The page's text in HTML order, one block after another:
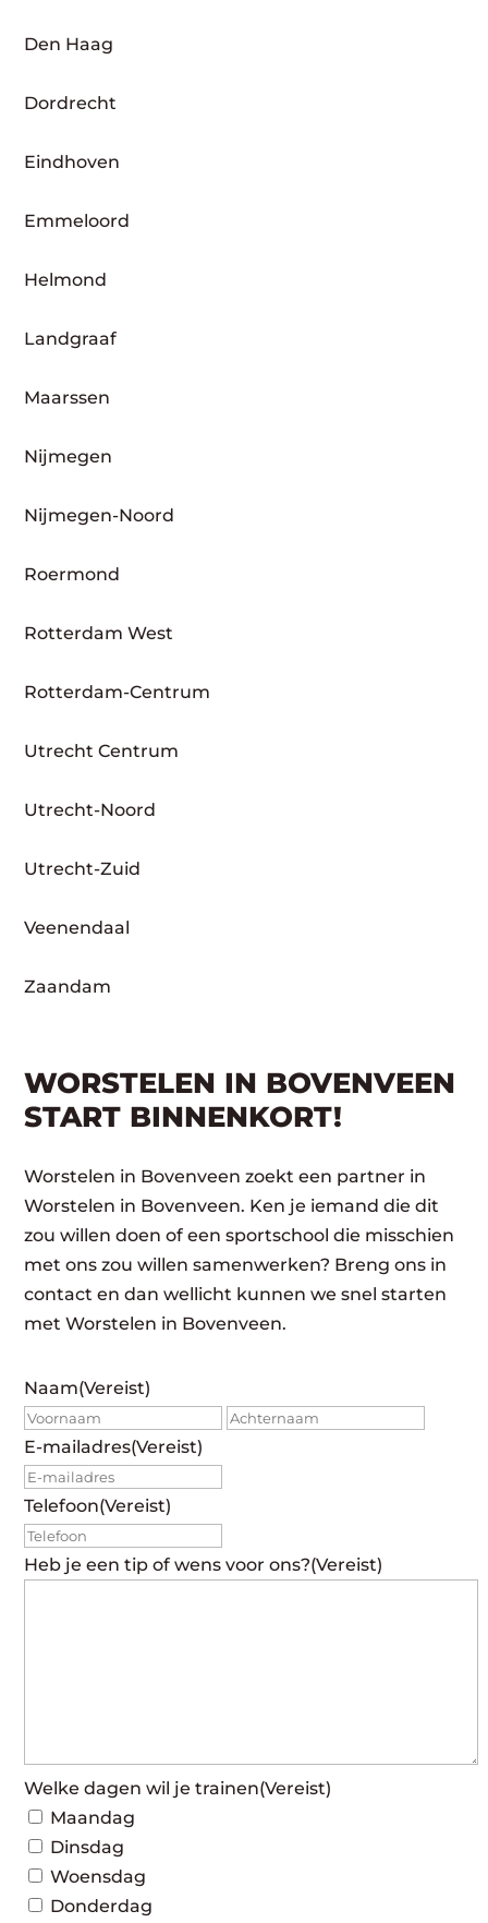
Den Haag
Dordrecht
Eindhoven
Emmeloord
Helmond
Landgraaf
Maarssen
Nijmegen
Nijmegen-Noord
Roermond
Rotterdam West
Rotterdam-Centrum
Utrecht Centrum
Utrecht-Noord
Utrecht-Zuid
Veenendaal
Zaandam
WORSTELEN IN BOVENVEEN
START BINNENKORT!
Worstelen in Bovenveen zoekt een partner in
Worstelen in Bovenveen. Ken je iemand die dit
zou willen doen of een sportschool die misschien
met ons zou willen samenwerken? Breng ons in
contact en dan wellicht kunnen we snel starten
met Worstelen in Bovenveen.
Naam(Vereist)
Voornaam
E-mailadres(Vereist)
Telefoon(Vereist)
Heb je een tip of wens voor ons?(Vereist)
Welke dagen wil je trainen(Vereist)
Maandag
Dinsdag
Woensdag
Donderdag